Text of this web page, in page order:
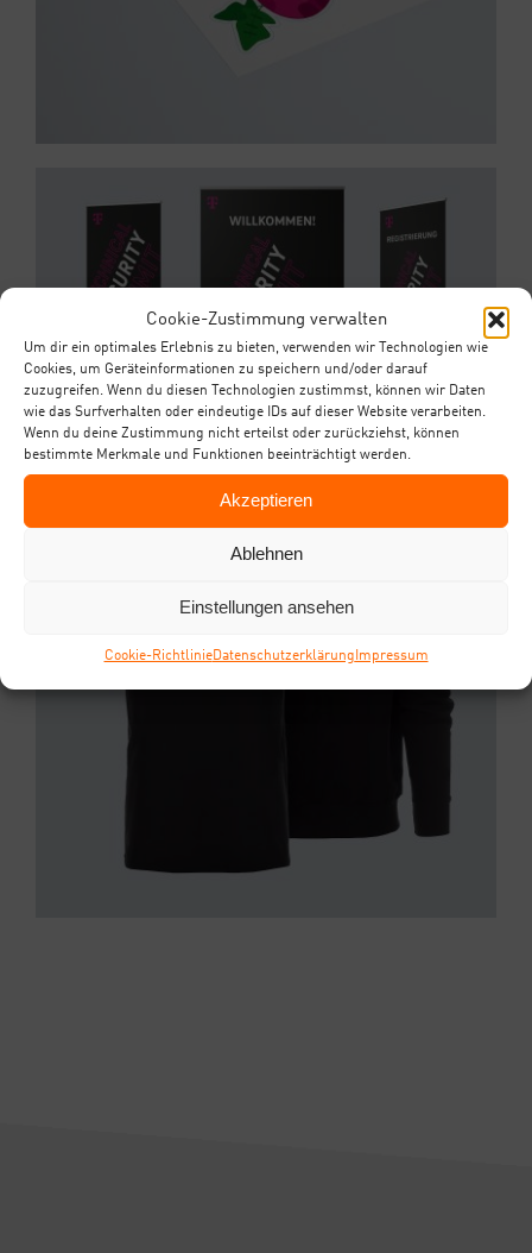
Cookie-Zustimmung verwalten
Um dir ein optimales Erlebnis zu bieten, verwenden wir Technologien wie
Cookies, um Geräteinformationen zu speichern und/oder darauf
zuzugreifen. Wenn du diesen Technologien zustimmst, können wir Daten
wie das Surfverhalten oder eindeutige IDs auf dieser Website verarbeiten.
Wenn du deine Zustimmung nicht erteilst oder zurückziehst, können
bestimmte Merkmale und Funktionen beeinträchtigt werden.
Akzeptieren
Ablehnen
Einstellungen ansehen
Coo­kie-Richt­li­nieDaten­schutz­er­klä­rung Impres­sum